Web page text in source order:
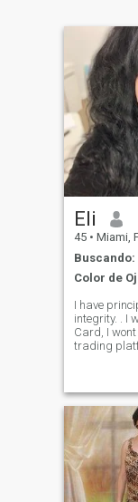
Eli
45 • Miami,
Buscando:
Color de
I have
integrity. . I
Card, I
trading
recent, I will
real person. Must be able to
video call to
Please, if
your profile, no need contact
me. I studied in Le Cordon
Bleu, and I
in Peruvian